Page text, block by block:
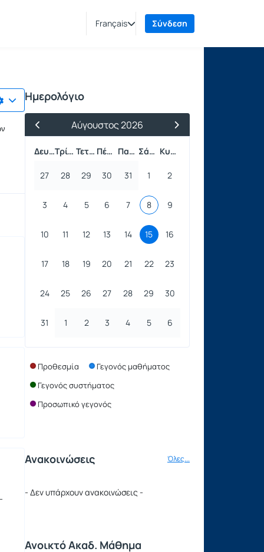
Français Σύνδεση
Ημερολόγιο
Προηγούμενος Μήνας
Αύγουστος 2026
Επόμενος Μήνας
Δευτέρα
Τρίτη Τετάρτη Πέμπτη Παρασκευή Σάββατο Κυριακή
27 28 29 30 31 1 2
3 4 5 6 7 8 9
10 11 12 13 14 15 16
17 18 19 20 21 22 23
24 25 26 27 28 29 30
31 1 2 3 4 5 6
Προθεσμία
Γεγονός μαθήματος
Γεγονός συστήματος
Προσωπικό γεγονός
Ανακοινώσεις Όλες...
- Δεν υπάρχουν ανακοινώσεις -
Ανοικτό Ακαδ. Μάθημα